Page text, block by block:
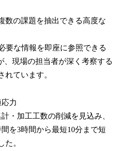
数の課題を抽出できる高度な
要な情報を即座に参照できる
、現場の担当者が深く考察する
れています。
力
・加工工数の削減を見込み、
を3時間から最短10分まで短
た。